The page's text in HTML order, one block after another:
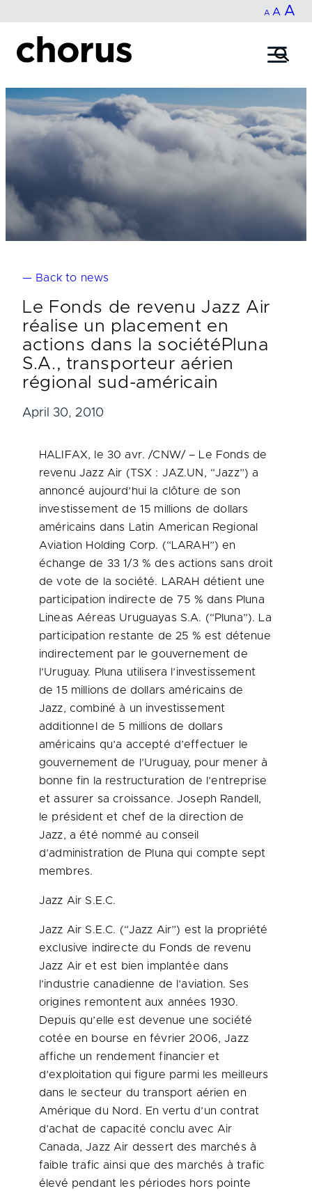
content
A Decrease
size.
A Reset
size.
A
— Back to news
Le Fonds de revenu Jazz Air
réalise un placement en
actions dans la sociétéPluna
S.A., transporteur aérien
régional sud-américain
April 30, 2010
HALIFAX, le 30 avr. /CNW/ – Le Fonds de
revenu Jazz Air (TSX : JAZ.UN, “Jazz”) a
annoncé aujourd’hui la clôture de son
investissement de 15 millions de dollars
américains dans Latin American Regional
Aviation Holding Corp. (“LARAH”) en
échange de 33 1/3 % des actions sans droit
de vote de la société. LARAH détient une
participation indirecte de 75 % dans Pluna
Lineas Aéreas Uruguayas S.A. (“Pluna”). La
participation restante de 25 % est détenue
indirectement par le gouvernement de
l’Uruguay. Pluna utilisera l’investissement
de 15 millions de dollars américains de
Jazz, combiné à un investissement
additionnel de 5 millions de dollars
américains qu’a accepté d’effectuer le
gouvernement de l’Uruguay, pour mener à
bonne fin la restructuration de l’entreprise
et assurer sa croissance.Joseph Randell ,
le président et chef de la direction de
Jazz, a été nommé au conseil
d’administration de Pluna qui compte sept
membres.
Jazz Air S.E.C.
Jazz Air S.E.C. (“Jazz Air”) est la propriété
exclusive indirecte du Fonds de revenu
Jazz Air et est bien implantée dans
l’industrie canadienne de l’aviation. Ses
origines remontent aux années 1930.
Depuis qu’elle est devenue une société
cotée en bourse en février 2006, Jazz
affiche un rendement financier et
d’exploitation qui figure parmi les meilleurs
dans le secteur du transport aérien en
Amérique du Nord. En vertu d’un contrat
d’achat de capacité conclu avec Air
Canada, Jazz Air dessert des marchés à
faible trafic ainsi que des marchés à trafic
élevé pendant les périodes hors pointe